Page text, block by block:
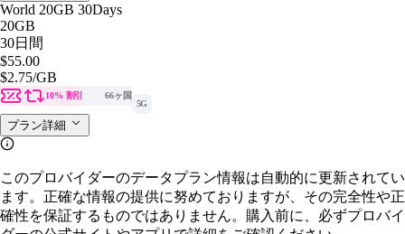
World 20GB 30Days
20GB
30日間
$55.00
$2.75/GB
10% 割引
66ヶ国
5G
プラン詳細
このプロバイダーのデータプラン情報は自動的に更新されてい
ます。正確な情報の提供に努めておりますが、その完全性や正
確性を保証するものではありません。購入前に、必ずプロバイ